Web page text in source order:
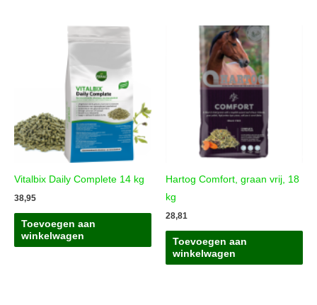
Vitalbix Daily Complete 14 kg
38,95
Toevoegen aan
winkelwagen
Hartog Comfort, graan vrij, 18
kg
28,81
Toevoegen aan
winkelwagen